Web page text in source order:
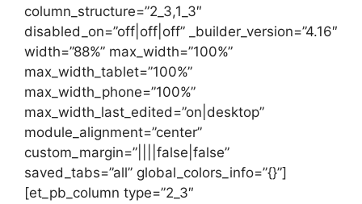
column_structure=”2_3,1_3″
disabled_on=”off|off|off” _builder_version=”4.16″
width=”88%” max_width=”100%”
max_width_tablet=”100%”
max_width_phone=”100%”
max_width_last_edited=”on|desktop”
module_alignment=”center”
custom_margin=”||||false|false”
saved_tabs=”all” global_colors_info=”{}”]
[et_pb_column type=”2_3″